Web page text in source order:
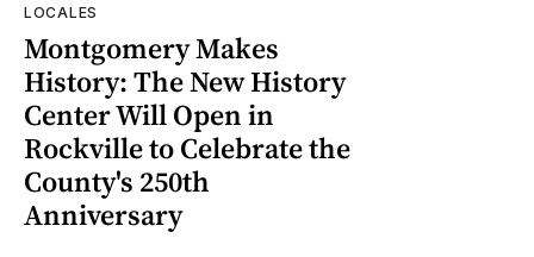
LOCALES
Montgomery Makes
History: The New History
Center Will Open in
Rockville to Celebrate the
County's 250th
Anniversary